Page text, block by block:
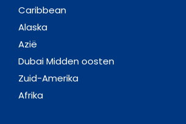
Caribbean
Alaska
Azië
Dubai Midden oosten
Zuid-Amerika
Afrika